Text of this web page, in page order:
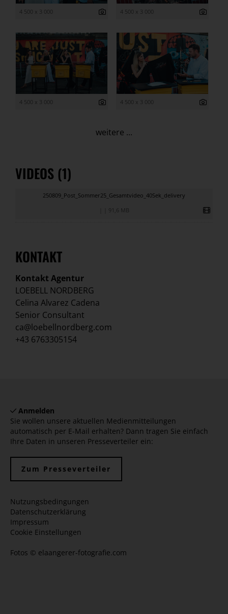
4 500 x 3 000 4 500 x 3 000
4 500 x 3 000 4 500 x 3 000
weitere ...
VIDEOS (1)
250809_Post_Sommer25_Gesamtvideo_40Sek_delivery
91,6 MB
KONTAKT
Kontakt Agentur
LOEBELL NORDBERG
Celina Alvarez Cadena
Senior Consultant
ca@loebellnordberg.com
+43 6763305154
Anmelden
Sie wollen unsere aktuellen Medienmitteilungen
automatisch per E-Mail erhalten? Dann tragen Sie einfach
Ihre Daten in unseren Presseverteiler ein:
Zum Presseverteiler
Nutzungsbedingungen
Datenschutzerklärung
Impressum
Cookie Einstellungen
Fotos © elaangerer-fotografie.com